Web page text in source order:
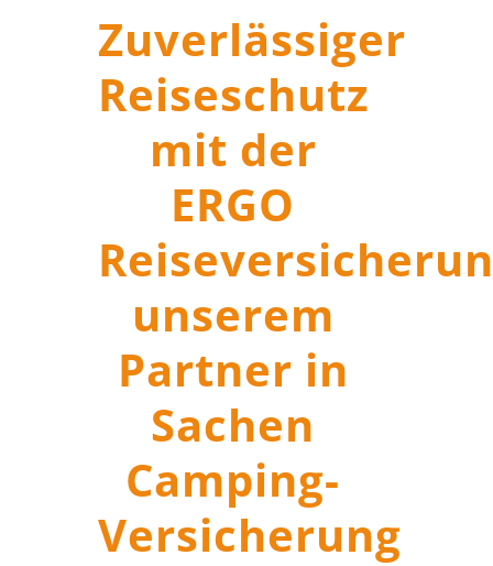
Zuverlässiger
Reiseschutz
mit der
ERGO
unserem
Partner in
Sachen
Camping-
Versicherung